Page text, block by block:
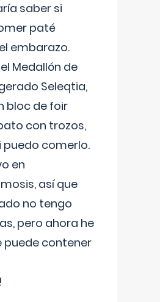
saber si
paté
embarazo.
Medallón de
Seleqtia,
bloc de foir
con trozos,
puedo comerlo.
en
así que
no tengo
pero ahora he
puede contener